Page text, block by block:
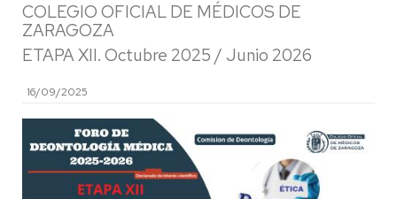
COLEGIO OFICIAL DE MÉDICOS DE
ZARAGOZA
ETAPA XII. Octubre 2025 / Junio 2026
16/09/2025